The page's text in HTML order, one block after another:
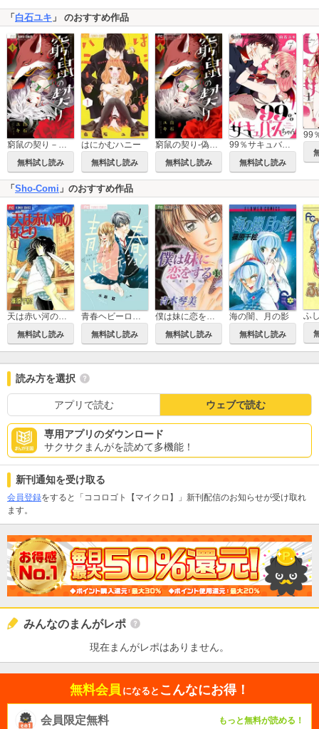
「白石ユキ 」 のおすすめ作品
窮鼠の契り－偽りのΩ－
無料試し読み
はにかむハニー
無料試し読み
窮鼠の契り-偽りのΩ-【マイクロ】
無料試し読み
99％サキュバスちゃん【マイクロ】
無料試し読み
「 Sho-Comi 」のおすすめ作品
天は赤い河のほとり
無料試し読み
青春ヘビーローテーション
無料試し読み 無料試し読み
海の闇、月の影
無料試し読み
ふ
読み方を選択
アプリで読む ウェブで読む
専用アプリのダウンロード
サクサクまんがを読めて多機能！
新刊通知を受け取る
会員登録をすると「ココロゴト【マイクロ】」新刊配信のお知らせが受け取れ
ます。
みんなのまんがレポ
現在まんがレポはありません。
無料会員 になると こんなにお得！
会員限定無料 もっと無料が読める！